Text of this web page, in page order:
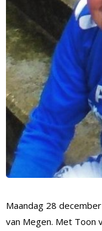
Maandag 28
van Megen. Met Toon